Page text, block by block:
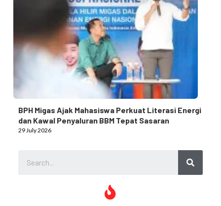
BPH Migas Ajak Mahasiswa Perkuat Literasi Energi
dan Kawal Penyaluran BBM Tepat Sasaran
29 July 2026